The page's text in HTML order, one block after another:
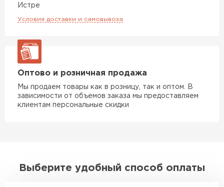
Истре
Условия доставки и самовывоза
Оптово и розничная продажа
Мы продаем товары как в розницу, так и оптом. В
зависимости от объемов заказа мы предоставляем
клиентам персональные скидки
Выберите удобный способ оплаты
Сэндвич-панели